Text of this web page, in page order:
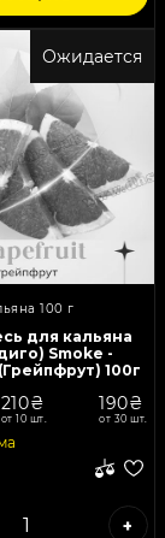
Ожидается
100 г
для кальяна
Smoke -
100г
210₴
от 10 шт.
190₴
от 30 шт.
+